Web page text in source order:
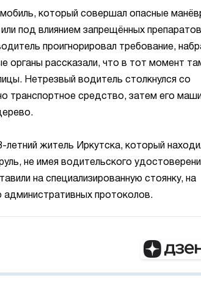
который совершал опасные
под влиянием запрещённых
проигнорировал требование,
органы рассказали, что в тот момент
Нетрезвый водитель столкнулся со
транспортное средство, затем его
житель Иркутска, который
не имея водительского
на специализированную стоянку, на
административных протоколов.